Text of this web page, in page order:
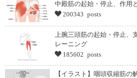
中殿筋の起始・停止、作用
200343 posts
上腕三頭筋の起始・停止、
レーニング
185602 posts
【イラスト】咽頭収縮筋の